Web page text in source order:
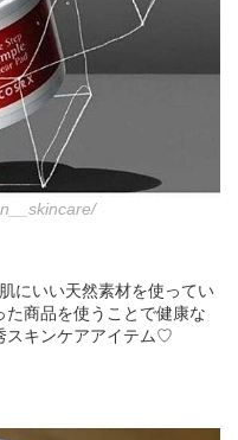
にいい天然素材を使ってい
商品を使うことで健康な
スキンケアアイテム♡